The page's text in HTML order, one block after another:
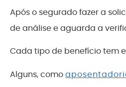
Após o segurado fazer a
de análise e aguarda a
Cada tipo de benefício tem
Alguns, como